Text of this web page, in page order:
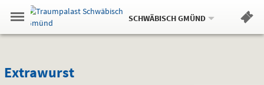
Springe
zum
,zum
.
Navigation
Menü
Gehe
zur
Standortauswahl
Standort:
SCHWÄBISCH GMÜND.
Weitere
Hinweis
Extrawurst
Extrawurst